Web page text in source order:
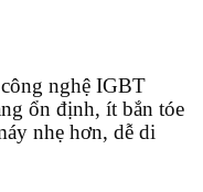
nghệ IGBT
ổn định, ít bắn tóe
nhẹ hơn, dễ di